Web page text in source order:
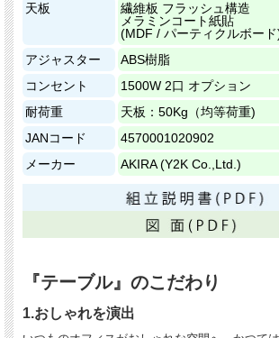
天板
繊維板 フラッシュ構造
メラミンコート紙貼
(MDF / パーティクルボード
アジャスター
ABS樹脂
コンセント
1500W 2口 オプション
耐荷重
天板：50Kg（均等荷重)
JANコード
4570001020902
メーカー
AKIRA (Y2K Co.,Ltd.)
『テーブル』のこだわり
1.おしゃれを演出